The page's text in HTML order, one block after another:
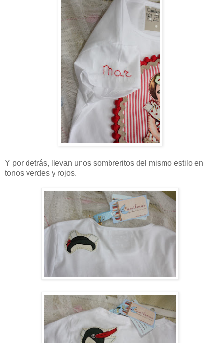
Y por detrás, llevan unos sombreritos del mismo estilo en
tonos verdes y rojos.